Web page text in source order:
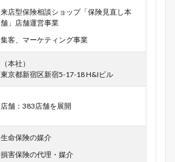
来店型保険相談ショップ「保険見直し本
舗」店舗運営事業
集客、マーケティング事業
（本社）
東京都新宿区新宿5-17-18 H&Iビル
店舗：383店舗を展開
生命保険の媒介
損害保険の代理・媒介